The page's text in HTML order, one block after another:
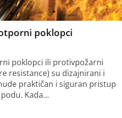
poklopci
poklopci ili protivpožarni
resistance) su dizajnirani i
praktičan i siguran pristup
Kada...